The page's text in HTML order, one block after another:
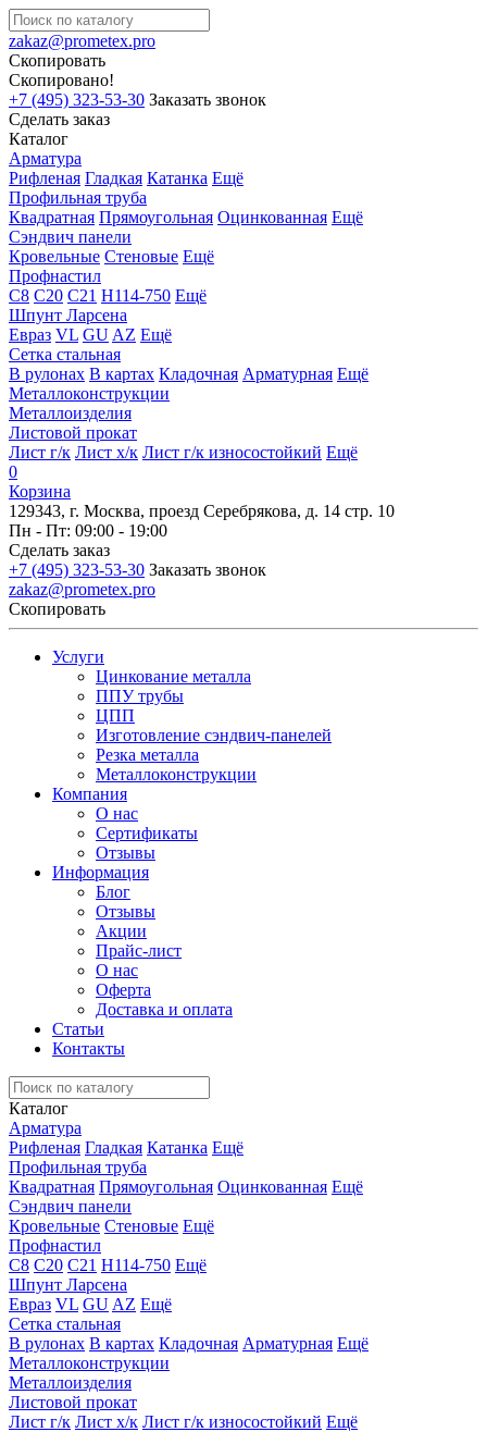
zakaz@prometex.pro
Скопировать
Скопировано!
+7 (495) 323-53-30 Заказать звонок
Сделать заказ
Каталог
Арматура
Рифленая Гладкая Катанка Ещё
Профильная труба
Квадратная Прямоугольная Оцинкованная Ещё
Сэндвич панели
Кровельные Стеновые Ещё
Профнастил
С8 С20 С21 Н114-750 Ещё
Шпунт Ларсена
Евраз VL GU AZ Ещё
Сетка стальная
В рулонах В картах Кладочная Арматурная Ещё
Металлоконструкции
Металлоизделия
Листовой прокат
Лист г/к Лист х/к Лист г/к износостойкий Ещё
0
Корзина
129343, г. Москва, проезд Серебрякова, д. 14 стр. 10
Пн - Пт: 09:00 - 19:00
Сделать заказ
+7 (495) 323-53-30 Заказать звонок
zakaz@prometex.pro
Скопировать
Услуги
Цинкование металла
ППУ трубы
ЦПП
Изготовление сэндвич-панелей
Резка металла
Металлоконструкции
Компания
О нас
Сертификаты
Отзывы
Информация
Блог
Отзывы
Акции
Прайс-лист
О нас
Оферта
Доставка и оплата
Статьи
Контакты
Каталог
Арматура
Рифленая Гладкая Катанка Ещё
Профильная труба
Квадратная Прямоугольная Оцинкованная Ещё
Сэндвич панели
Кровельные Стеновые Ещё
Профнастил
С8 С20 С21 Н114-750 Ещё
Шпунт Ларсена
Евраз VL GU AZ Ещё
Сетка стальная
В рулонах В картах Кладочная Арматурная Ещё
Металлоконструкции
Металлоизделия
Листовой прокат
Лист г/к Лист х/к Лист г/к износостойкий Ещё